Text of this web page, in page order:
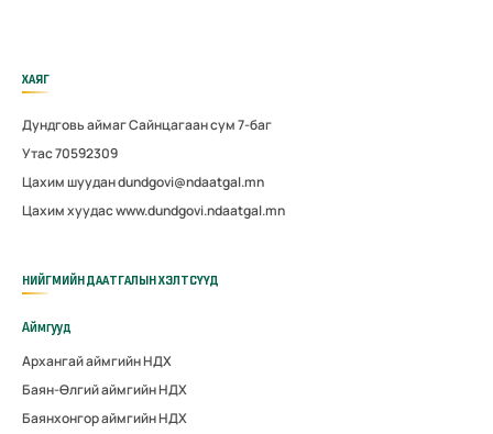
ХАЯГ
Дундговь аймаг Сайнцагаан сум 7-баг
Утас 70592309
Цахим шуудан dundgovi@ndaatgal.mn
Цахим хуудас www.dundgovi.ndaatgal.mn
НИЙГМИЙН ДААТГАЛЫН ХЭЛТСҮҮД
Аймгууд
Архангай аймгийн НДХ
Баян-Өлгий аймгийн НДХ
Баянхонгор аймгийн НДХ